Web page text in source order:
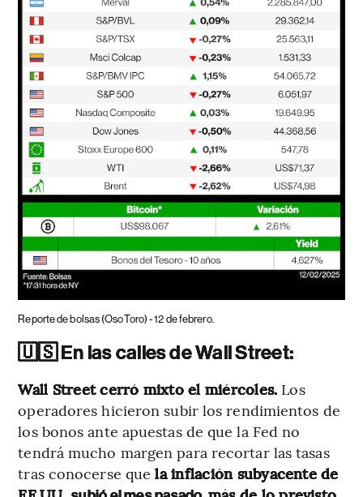
Reporte de bolsas (OsoToro) - 12 de febrero.
🇺🇸 En las calles de Wall Street:
Wall Street cerró mixto el miércoles. Los
operadores hicieron subir los rendimientos de
los bonos ante apuestas de que la Fed no
tendrá mucho margen para recortar las tasas
tras conocerse que la inflación subyacente de